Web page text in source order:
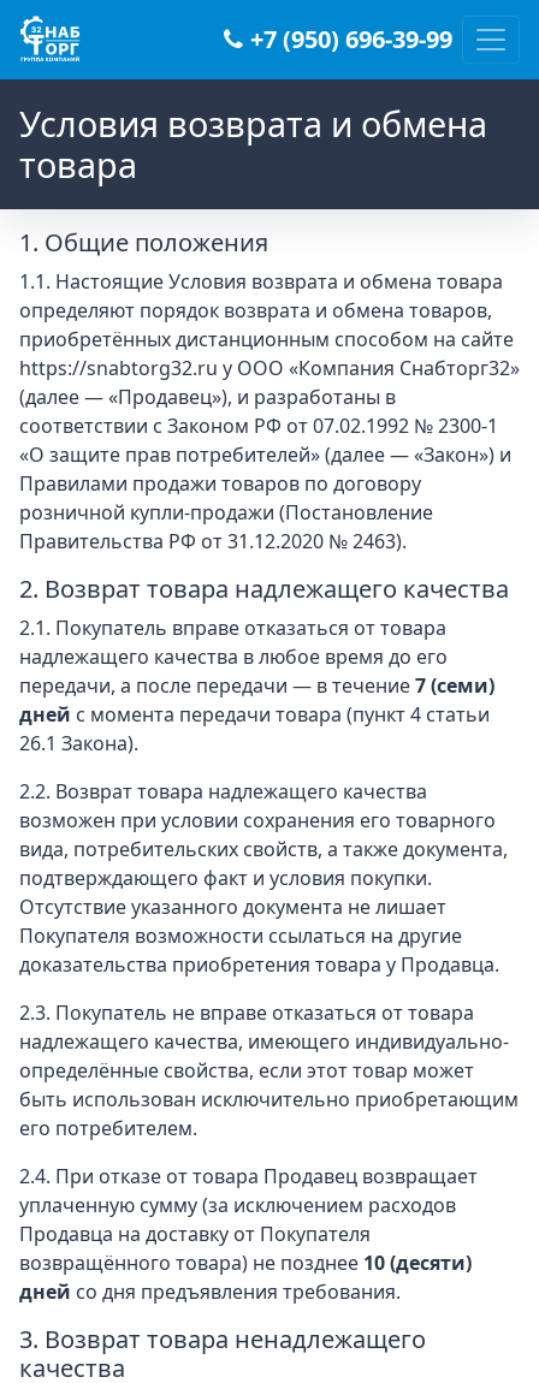
Main Navigation +7 (950) 696-39-99
Условия возврата и обмена
товара
1. Общие положения
1.1. Настоящие Условия возврата и обмена товара
определяют порядок возврата и обмена товаров,
приобретённых дистанционным способом на сайте
https://snabtorg32.ru у ООО «Компания Снабторг32»
(далее — «Продавец»), и разработаны в
соответствии с Законом РФ от 07.02.1992 № 2300-1
«О защите прав потребителей» (далее — «Закон») и
Правилами продажи товаров по договору
розничной купли-продажи (Постановление
Правительства РФ от 31.12.2020 № 2463).
2. Возврат товара надлежащего качества
2.1. Покупатель вправе отказаться от товара
надлежащего качества в любое время до его
передачи, а после передачи — в течение7 (семи)
дней с момента передачи товара (пункт 4 статьи
26.1 Закона).
2.2. Возврат товара надлежащего качества
возможен при условии сохранения его товарного
вида, потребительских свойств, а также документа,
подтверждающего факт и условия покупки.
Отсутствие указанного документа не лишает
Покупателя возможности ссылаться на другие
доказательства приобретения товара у Продавца.
2.3. Покупатель не вправе отказаться от товара
надлежащего качества, имеющего индивидуально-
определённые свойства, если этот товар может
быть использован исключительно приобретающим
его потребителем.
2.4. При отказе от товара Продавец возвращает
уплаченную сумму (за исключением расходов
Продавца на доставку от Покупателя
возвращённого товара) не позднее 10 (десяти)
дней со дня предъявления требования.
3. Возврат товара ненадлежащего
качества